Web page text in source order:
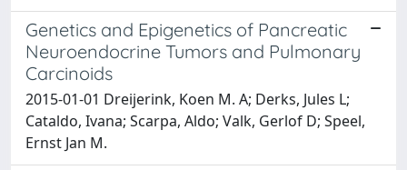
Genetics and Epigenetics of Pancreatic
Neuroendocrine Tumors and Pulmonary
Carcinoids
2015-01-01 Dreijerink, Koen M. A; Derks, Jules L;
Cataldo, Ivana; Scarpa, Aldo; Valk, Gerlof D; Speel,
Ernst Jan M.